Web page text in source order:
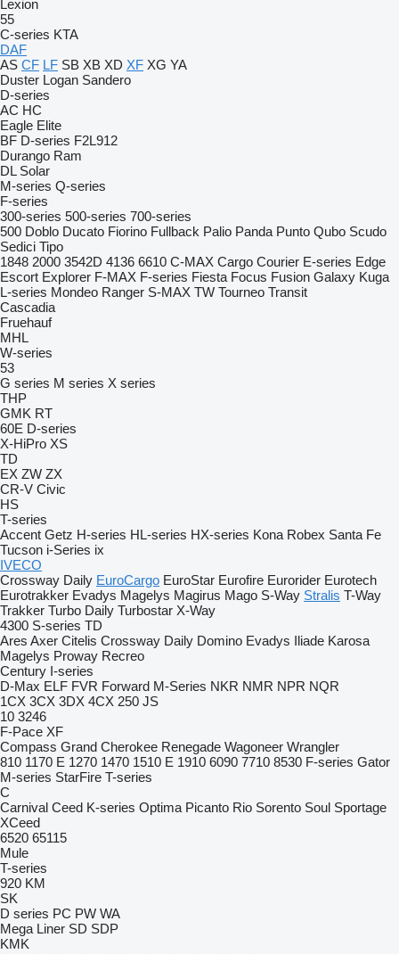
Lexion
55
C-series KTA
DAF
AS CF LF SB XB XD XF XG YA
Duster Logan Sandero
D-series
AC HC
Eagle Elite
BF D-series F2L912
Durango Ram
DL Solar
M-series Q-series
F-series
300-series 500-series 700-series
500 Doblo Ducato Fiorino Fullback Palio Panda Punto Qubo Scudo
Sedici Tipo
1848 2000 3542D 4136 6610 C-MAX Cargo Courier E-series Edge
Escort Explorer F-MAX F-series Fiesta Focus Fusion Galaxy Kuga
L-series Mondeo Ranger S-MAX TW Tourneo Transit
Cascadia
Fruehauf
MHL
W-series
53
G series M series X series
THP
GMK RT
60E D-series
X-HiPro XS
TD
EX ZW ZX
CR-V Civic
HS
T-series
Accent Getz H-series HL-series HX-series Kona Robex Santa Fe
Tucson i-Series ix
IVECO
Crossway Daily EuroCargo EuroStar Eurofire Eurorider Eurotech
Eurotrakker Evadys Magelys Magirus Mago S-Way Stralis T-Way
Trakker Turbo Daily Turbostar X-Way
4300 S-series TD
Ares Axer Citelis Crossway Daily Domino Evadys Iliade Karosa
Magelys Proway Recreo
Century I-series
D-Max ELF FVR Forward M-Series NKR NMR NPR NQR
1CX 3CX 3DX 4CX 250 JS
10 3246
F-Pace XF
Compass Grand Cherokee Renegade Wagoneer Wrangler
810 1170 E 1270 1470 1510 E 1910 6090 7710 8530 F-series Gator
M-series StarFire T-series
C
Carnival Ceed K-series Optima Picanto Rio Sorento Soul Sportage
XCeed
6520 65115
Mule
T-series
920 KM
SK
D series PC PW WA
Mega Liner SD SDP
KMK